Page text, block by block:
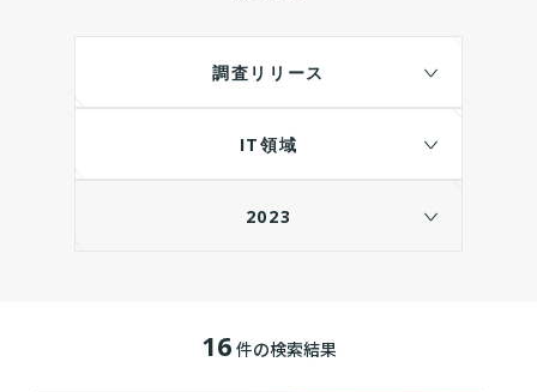
調査リリース
IT領域
2023
16 件の検索結果